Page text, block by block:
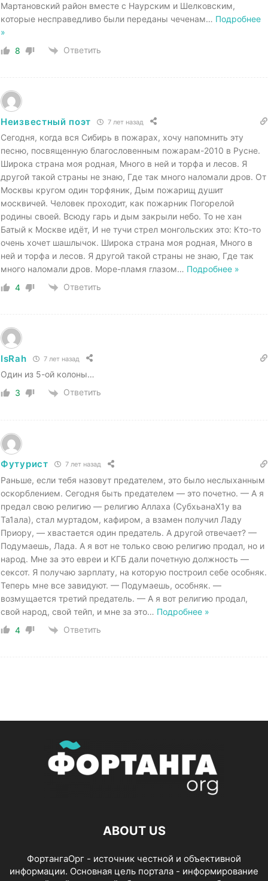
Мартановский район вместе с Наурским и Шелковским,
которые несправедливо были переданы чеченам… Подробнее
»
8
Ответить
Неизвестный поэт 7 лет назад
Сегодня, когда вся Сибирь в пожарах, хочу напомнить эту
песню, посвященную благословенным пожарам-2010 в Русне.
Широка страна моя родная, Много в ней и торфа и лесов. Я
другой такой страны не знаю, Где так много наломали дров. От
Москвы кругом один торфяник, Дым пожарищ душит
москвичей. Человек проходит, как пожарник Погорелой
родины своей. Всюду гарь и дым закрыли небо. То не хан
Батый к Москве идёт, И не тучи стрел монгольских это: Кто-то
очень хочет шашлычок. Широка страна моя родная, Много в
ней и торфа и лесов. Я другой такой страны не знаю, Где так
много наломали дров. Море-пламя глазом… Подробнее »
4
Ответить
IsRah 7 лет назад
Один из 5-ой колоны…
3
Ответить
Футурист 7 лет назад
Раньше, если тебя назовут предателем, это было неслыханным
оскорблением. Сегодня быть предателем — это почетно. — А я
предал свою религию — религию Аллаха (СубхьанаХ1у ва
Та1ала), стал муртадом, кафиром, а взамен получил Ладу
Приору, — хвастается один предатель. А другой отвечает? —
Подумаешь, Лада. А я вот не только свою религию продал, но и
народ. Мне за это евреи и КГБ дали почетную должность —
сексот. Я получаю зарплату, на которую построил себе особняк.
Теперь мне все завидуют. — Подумаешь, особняк. —
возмущается третий предатель. — А я вот религию продал,
свой народ, свой тейп, и мне за это… Подробнее »
4
Ответить
ABOUT US
ФортангаОрг - источник честной и объективной
информации. Основная цель портала - информирование